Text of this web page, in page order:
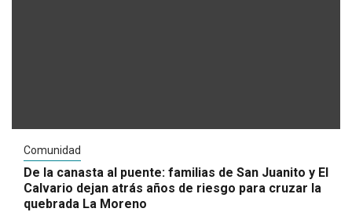
Comunidad
De la canasta al puente: familias de San Juanito y El
Calvario dejan atrás años de riesgo para cruzar la
quebrada La Moreno